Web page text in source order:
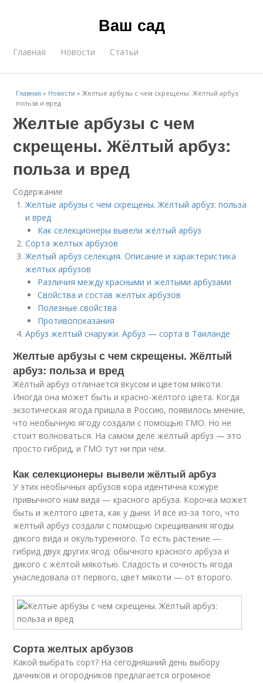
Ваш сад
Главная Новости Статьи
Главная » Новости »Желтые арбузы с чем скрещены. Жёлтый арбуз:
польза и вред
Желтые арбузы с чем
скрещены. Жёлтый арбуз:
польза и вред
Содержание
Желтые арбузы с чем скрещены. Жёлтый арбуз: польза
и вред
Как селекционеры вывели жёлтый арбуз
Сорта желтых арбузов
Желтый арбуз селекция. Описание и характеристика
желтых арбузов
Различия между красными и желтыми арбузами
Свойства и состав желтых арбузов
Полезные свойства
Противопоказания
Арбуз желтый снаружи. Арбуз — сорта в Таиланде
Желтые арбузы с чем скрещены. Жёлтый
арбуз: польза и вред
Жёлтый арбуз отличается вкусом и цветом мякоти.
Иногда она может быть и красно-жёлтого цвета. Когда
экзотическая ягода пришла в Россию, появилось мнение,
что необычную ягоду создали с помощью ГМО. Но не
стоит волноваться. На самом деле жёлтый арбуз — это
просто гибрид, и ГМО тут ни при чём.
Как селекционеры вывели жёлтый арбуз
У этих необычных арбузов кора идентична кожуре
привычного нам вида — красного арбуза. Корочка может
быть и жёлтого цвета, как у дыни. И всё из-за того, что
жёлтый арбуз создали с помощью скрещивания ягоды
дикого вида и окультуренного. То есть растение —
гибрид двух других ягод: обычного красного арбуза и
дикого с жёлтой мякотью. Сладость и сочность ягода
унаследовала от первого, цвет мякоти — от второго.
Сорта желтых арбузов
Какой выбрать сорт? На сегодняшний день выбору
дачников и огородников предлагается огромное